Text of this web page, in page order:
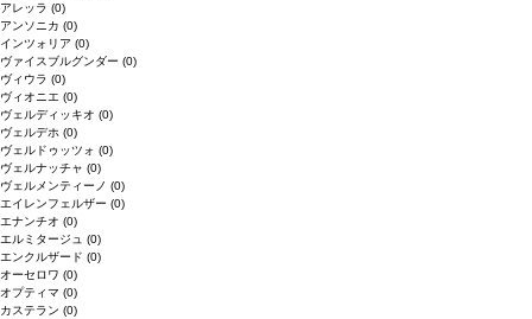
アレッラ (0)
アンソニカ (0)
インツォリア (0)
ヴァイスブルグンダー (0)
ヴィウラ (0)
ヴィオニエ (0)
ヴェルディッキオ (0)
ヴェルデホ (0)
ヴェルドゥッツォ (0)
ヴェルナッチャ (0)
ヴェルメンティーノ (0)
エイレンフェルザー (0)
エナンチオ (0)
エルミタージュ (0)
エンクルザード (0)
オーセロワ (0)
オプティマ (0)
カステラン (0)